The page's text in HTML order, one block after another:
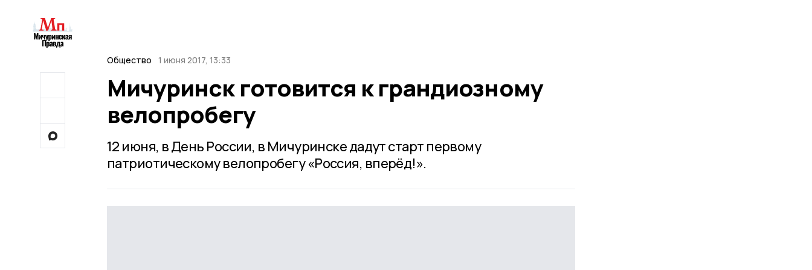
Общество 1 июня 2017, 13:33
Мичуринск готовится к грандиозному
велопробегу
12 июня, в День России, в Мичуринске дадут старт первому
патриотическому велопробегу «Россия, вперёд!».